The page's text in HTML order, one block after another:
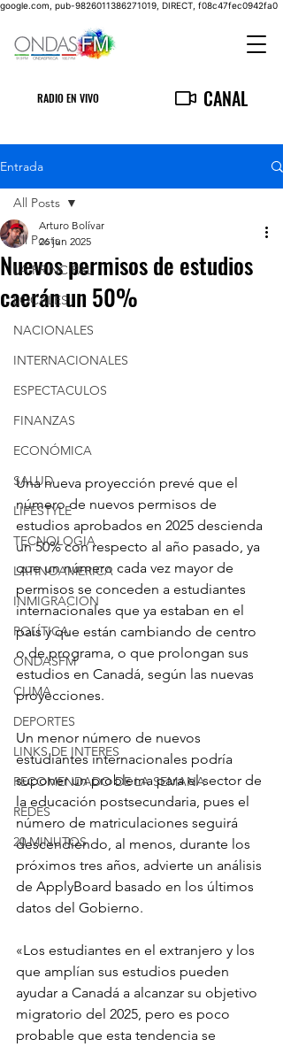
google.com, pub-9826011386271019, DIRECT, f08c47fec0942fa0
RADIO EN VIVO CANAL
Entrada
All Posts
LA PRINCIPAL
LOCALES
NACIONALES
INTERNACIONALES
ESPECTACULOS
FINANZAS
ECONÓMICA
SALUD
LIFESTYLE
TECNOLOGIA
LATINOAMERICA
INMIGRACION
POLÍTICA
ONDASFM
CLIMA
DEPORTES
LINKS DE INTERES
RECOMENDADO DE LA SEMANA
REDES
20 MINUTOS
All Posts
Nuevos permisos de estudios
caerán un 50%
Arturo Bolívar
26 jun 2025
Una nueva proyección prevé que el
número de nuevos permisos de
estudios aprobados en 2025 descienda
un 50% con respecto al año pasado, ya
que un número cada vez mayor de
permisos se conceden a estudiantes
internacionales que ya estaban en el
país y que están cambiando de centro
o de programa, o que prolongan sus
estudios en Canadá, según las nuevas
proyecciones.
Un menor número de nuevos
estudiantes internacionales podría
suponer un problema para el sector de
la educación postsecundaria, pues el
número de matriculaciones seguirá
descendiendo, al menos, durante los
próximos tres años, advierte un análisis
de ApplyBoard basado en los últimos
datos del Gobierno.
«Los estudiantes en el extranjero y los
que amplían sus estudios pueden
ayudar a Canadá a alcanzar su objetivo
migratorio del 2025, pero es poco
probable que esta tendencia se